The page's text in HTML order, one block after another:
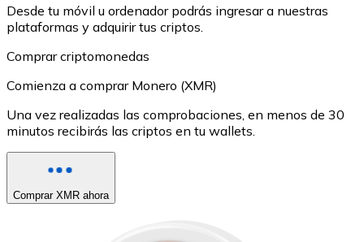
Desde tu móvil u ordenador podrás ingresar a nuestras
plataformas y adquirir tus criptos.
Comprar criptomonedas
Comienza a comprar Monero (XMR)
Una vez realizadas las comprobaciones, en menos de 30
minutos recibirás las criptos en tu wallets.
Comprar XMR ahora